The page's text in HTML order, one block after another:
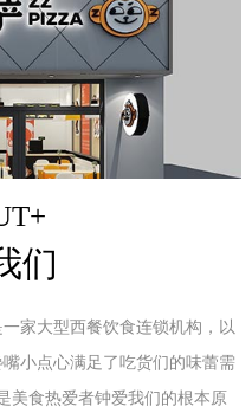
们
家大型西餐饮食连锁机构，以
小点心满足了吃货们的味蕾需
美食热爱者钟爱我们的根本原